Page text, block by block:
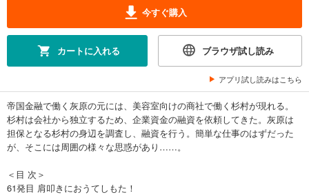
今すぐ購入
カートに入れる ブラウザ試し読み
アプリ試し読みはこちら
帝国金融で働く灰原の元には、美容室向けの商社で働く杉村が現れる。
杉村は会社から独立するため、企業資金の融資を依頼してきた。灰原は
担保となる杉村の身辺を調査し、融資を行う。簡単な仕事のはずだった
が、そこには周囲の様々な思惑があり……。
＜目 次＞
61発目 肩叩きにおうてしもた！